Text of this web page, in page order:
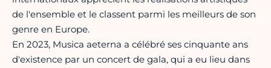
de l'ensemble et le classent parmi les meilleurs de son
genre en Europe.
En 2023, Musica aeterna a célébré ses cinquante ans
d'existence par un concert de gala, qui a eu lieu dans